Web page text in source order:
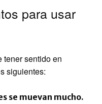
para usar
tener sentido en
siguientes:
se muevan mucho.